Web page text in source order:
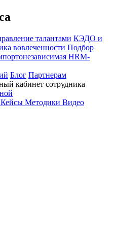
талантами КЭДО и
вовлеченности Подбор
HRM-
Блог Партнерам
кабинет сотрудника
Кейсы Методики Видео